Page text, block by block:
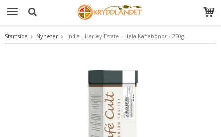
Produkten har blivit tillagd i varukorgen
Startsida Nyheter India - Harley Estate - Hela Kaffebönor - 250g